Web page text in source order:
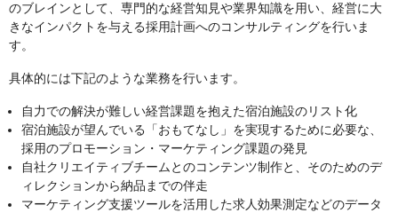
のブレインとして、専門的な経営知見や業界知識を用い、経営に大
きなインパクトを与える採用計画へのコンサルティングを行いま
す。
具体的には下記のような業務を行います。
自力での解決が難しい経営課題を抱えた宿泊施設のリスト化
宿泊施設が望んでいる「おもてなし」を実現するために必要な、
採用のプロモーション・マーケティング課題の発見
自社クリエイティブチームとのコンテンツ制作と、そのためのデ
ィレクションから納品までの伴走
マーケティング支援ツールを活用した求人効果測定などのデータ